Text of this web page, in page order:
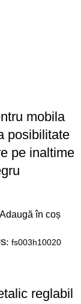
mobila
posibilitate
pe inaltime
Adaugă în coș
fs003h10020
reglabil